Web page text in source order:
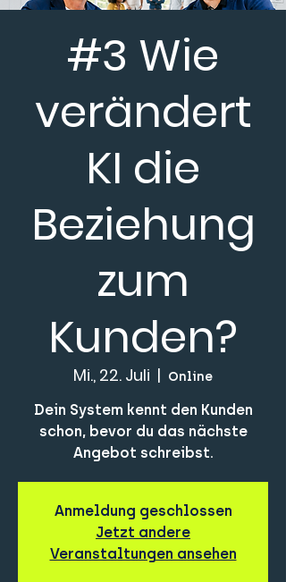
#3 Wie
verändert
KI die
Beziehung
zum
Kunden?
Mi., 22. Juli
  |
Online
Dein System kennt den Kunden
schon, bevor du das nächste
Angebot schreibst.
Anmeldung geschlossen
Jetzt andere
Veranstaltungen ansehen